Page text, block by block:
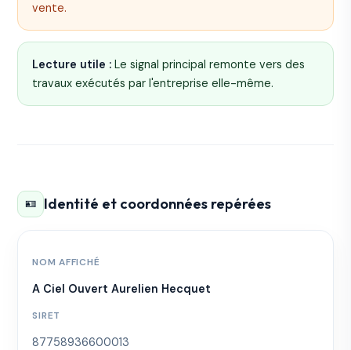
vente.
Lecture utile : Le signal principal remonte vers des
travaux exécutés par l'entreprise elle-même.
🪪 Identité et coordonnées repérées
NOM AFFICHÉ
A Ciel Ouvert Aurelien Hecquet
SIRET
87758936600013